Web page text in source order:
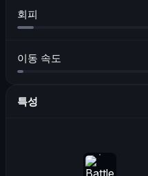
회피
이동 속도
특성